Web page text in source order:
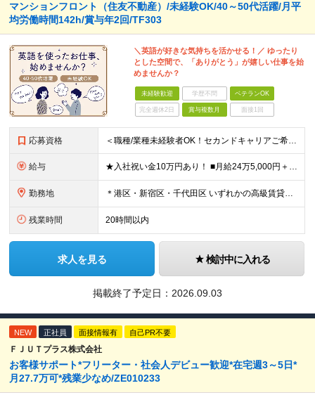
マンションフロント（住友不動産）/未経験OK/40～50代活躍/月平
均労働時間142h/賞与年2回/TF303
＼英語が好きな気持ちを活かせる！／ ゆったり
とした空間で、「ありがとう」が嬉しい仕事を始
めませんか？
未経験歓迎 学歴不問 ベテランOK
完全週休2日 賞与複数月 面接1回
応募資格 ＜職種/業種未経験者OK！セカンドキャリアご希望の方も大歓迎！＞ ■高卒以上 ■英語が好きな方・抵抗がない方 ■60歳未満の方(定年年齢による理由) ＜面接は相互理解を大切にしています＞ 緊張して上
給与 ★入社祝い金10万円あり！ ■月給24万5,000円＋賞与年2回(2カ月/2025年実績)＋時間外手当＋資格手当＋交通費 ※一律英会話手当（2万円）を含みます ※給与は経験・能力等を考慮して決定し
勤務地 ＊港区・新宿区・千代田区 いずれかの高級賃貸マンションにて勤務 ◇港区南麻布エリア ◇新宿区エリア ◇千代田区エリア ★竣工するマンション（南青山）でのオープニング募集もあります！ 【本社】 東
残業時間 20時間以内
求人を見る 検討中に入れる
掲載終了予定日： 2026.09.03
NEW 正社員 面接情報有 自己PR不要
ＦＪＵＴプラス株式会社
お客様サポート*フリーター・社会人デビュー歓迎*在宅週3～5日*
月27.7万可*残業少なめ/ZE010233